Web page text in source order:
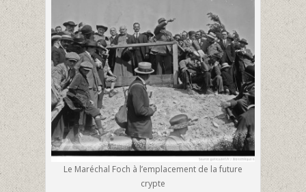
Le Maréchal Foch à l’emplacement de la future
crypte